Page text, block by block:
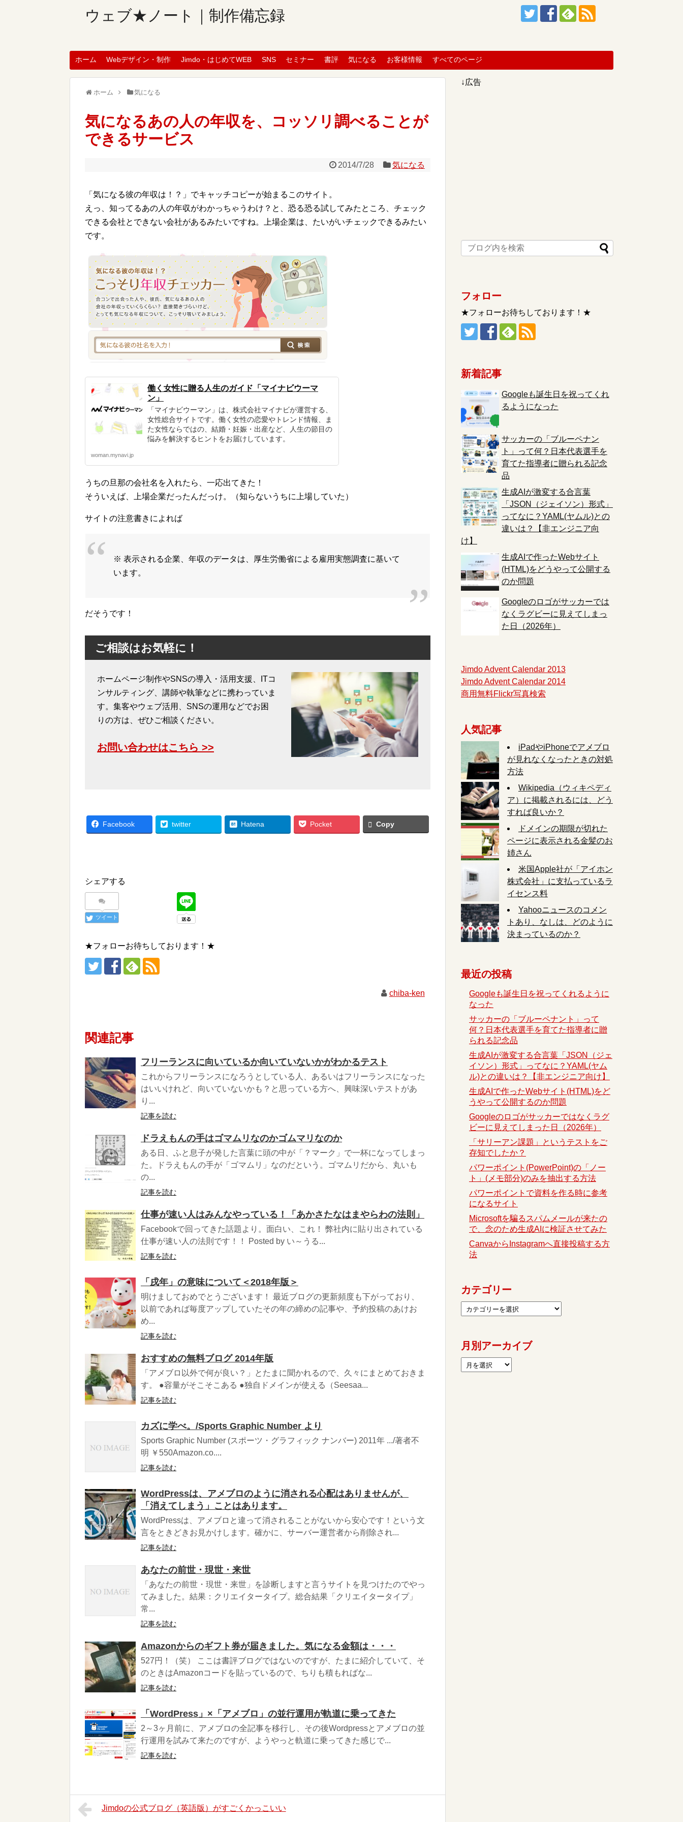
ウェブ★ノート｜制作備忘録
ホーム Webデザイン・制作 Jimdo・はじめてWEB SNS セミナー 書評 気になる お客様情報 すべてのページ
ホーム 気になる
気になるあの人の年収を、コッソリ調べることが
できるサービス
2014/7/28 気になる
「気になる彼の年収は！？」でキャッチコピーが始まるこのサイト。
えっ、知ってるあの人の年収がわかっちゃうわけ？と、恐る恐る試してみたところ、チェック
できる会社とできない会社があるみたいですね。上場企業は、たいがいチェックできるみたい
です。
働く女性に贈る人生のガイド「マイナビウーマ
ン」
「マイナビウーマン」は、株式会社マイナビが運営する、
女性総合サイトです。働く女性の恋愛やトレンド情報、ま
た女性ならではの、結婚・妊娠・出産など、人生の節目の
悩みを解決するヒントをお届けしています。
woman.mynavi.jp
うちの旦那の会社名を入れたら、一応出てきた！
そういえば、上場企業だったんだっけ。（知らないうちに上場していた）
サイトの注意書きによれば
※ 表示される企業、年収のデータは、厚生労働省による雇用実態調査に基いて
います。
だそうです！
ご相談はお気軽に！
ホームページ制作やSNSの導入・活用支援、ITコ
ンサルティング、講師や執筆などに携わっていま
す。集客やウェブ活用、SNSの運用などでお困
りの方は、ぜひご相談ください。
お問い合わせはこちら >>
Facebook twitter Hatena Pocket Copy
シェアする
ツイート
★フォローお待ちしております！★
chiba-ken
関連記事
フリーランスに向いているか向いていないかがわかるテスト
これからフリーランスになろうとしている人、あるいはフリーランスになった
はいいけれど、向いていないかも？と思っている方へ、興味深いテストがあ
り...
記事を読む
ドラえもんの手はゴマムリなのかゴムマリなのか
ある日、ふと息子が発した言葉に頭の中が「？マーク」で一杯になってしまっ
た。ドラえもんの手が「ゴマムリ」なのだという。ゴマムリだから、丸いも
の...
記事を読む
仕事が速い人はみんなやっている！「あかさたなはまやらわの法則」
Facebookで回ってきた話題より。面白い、これ！ 弊社内に貼り出されている
仕事が速い人の法則です！！ Posted by い～うる...
記事を読む
「戌年」の意味について＜2018年版＞
明けましておめでとうございます！ 最近ブログの更新頻度も下がっており、
以前であれば毎度アップしていたその年の締めの記事や、予約投稿のあけお
め...
記事を読む
おすすめの無料ブログ 2014年版
「アメブロ以外で何が良い？」とたまに聞かれるので、久々にまとめておきま
す。 ●容量がそこそこある ●独自ドメインが使える（Seesaa...
記事を読む
カズに学べ。/Sports Graphic Number より
Sports Graphic Number (スポーツ・グラフィック ナンバー) 2011年 .../著者不
明 ￥550Amazon.co....
記事を読む
WordPressは、アメブロのように消される心配はありませんが、
「消えてしまう」ことはあります。
WordPressは、アメブロと違って消されることがないから安心です！という文
言をときどきお見かけします。確かに、サーバー運営者から削除され...
記事を読む
あなたの前世・現世・来世
「あなたの前世・現世・来世」を診断しますと言うサイトを見つけたのでやっ
てみました。結果：クリエイタータイプ。総合結果「クリエイタータイプ」
常...
記事を読む
Amazonからのギフト券が届きました。気になる金額は・・・
527円！（笑） ここは書評ブログではないのですが、たまに紹介していて、そ
のときはAmazonコードを貼っているので、ちりも積もればな...
記事を読む
「WordPress」×「アメブロ」の並行運用が軌道に乗ってきた
2～3ヶ月前に、アメブロの全記事を移行し、その後Wordpressとアメブロの並
行運用を試みて来たのですが、ようやっと軌道に乗ってきた感じで...
記事を読む
Jimdoの公式ブログ（英語版）がすごくかっこいい
↓広告
フォロー
★フォローお待ちしております！★
新着記事
Googleも誕生日を祝ってくれ
るようになった
サッカーの「ブルーペナン
ト」って何？日本代表選手を
育てた指導者に贈られる記念
品
生成AIが激変する合言葉
「JSON（ジェイソン）形式」
ってなに？YAML(ヤムル)との
違いは？【非エンジニア向
け】
生成AIで作ったWebサイト
(HTML)をどうやって公開する
のか問題
Googleのロゴがサッカーでは
なくラグビーに見えてしまっ
た日（2026年）
Jimdo Advent Calendar 2013
Jimdo Advent Calendar 2014
商用無料Flickr写真検索
人気記事
iPadやiPhoneでアメブロ
が見れなくなったときの対処
方法
Wikipedia（ウィキペディ
ア）に掲載されるには、どう
すれば良いか？
ドメインの期限が切れた
ページに表示される金髪のお
姉さん
米国Apple社が「アイホン
株式会社」に支払っているラ
イセンス料
Yahooニュースのコメン
トあり、なしは、どのように
決まっているのか？
最近の投稿
Googleも誕生日を祝ってくれるように
なった
サッカーの「ブルーペナント」って
何？日本代表選手を育てた指導者に贈
られる記念品
生成AIが激変する合言葉「JSON（ジェ
イソン）形式」ってなに？YAML(ヤム
ル)との違いは？【非エンジニア向け】
生成AIで作ったWebサイト(HTML)をど
うやって公開するのか問題
Googleのロゴがサッカーではなくラグ
ビーに見えてしまった日（2026年）
「サリーアン課題」というテストをご
存知でしたか？
パワーポイント(PowerPoint)の「ノー
ト」(メモ部分)のみを抽出する方法
パワーポイントで資料を作る時に参考
になるサイト
Microsoftを騙るスパムメールが来たの
で、念のため生成AIに検証させてみた
CanvaからInstagramへ直接投稿する方
法
カテゴリー
月別アーカイブ